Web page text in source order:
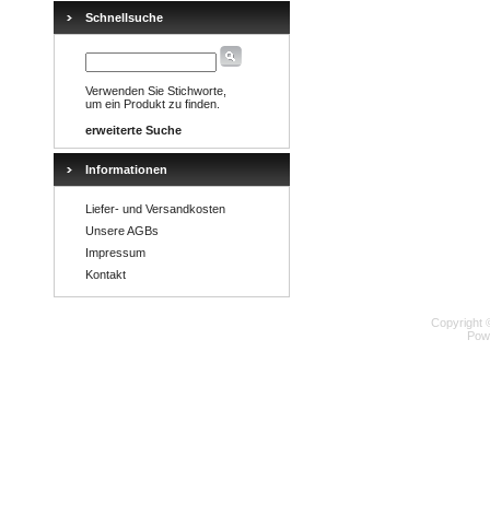
Schnellsuche
Verwenden Sie Stichworte,
um ein Produkt zu finden.
erweiterte Suche
Informationen
Liefer- und Versandkosten
Unsere AGBs
Impressum
Kontakt
Copyright